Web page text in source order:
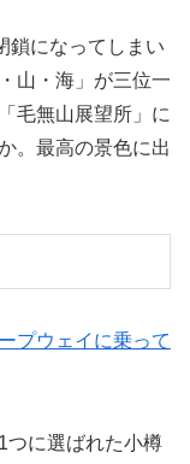
鎖になってしまい
山・海」が三位一
毛無山展望所」に
。最高の景色に出
プウェイに乗って
つに選ばれた小樽